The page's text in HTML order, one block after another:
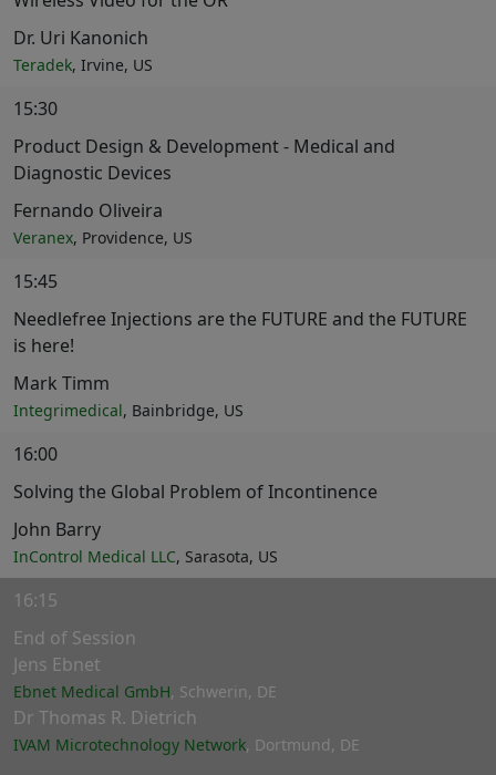
Dr. Uri Kanonich
Teradek, Irvine, US
15:30
Product Design & Development - Medical and
Diagnostic Devices
Fernando Oliveira
Veranex, Providence, US
15:45
Needlefree Injections are the FUTURE and the FUTURE
is here!
Mark Timm
Integrimedical, Bainbridge, US
16:00
Solving the Global Problem of Incontinence
John Barry
InControl Medical LLC, Sarasota, US
16:15
End of Session
Jens Ebnet
Ebnet Medical GmbH, Schwerin, DE
Dr Thomas R. Dietrich
IVAM Microtechnology Network, Dortmund, DE